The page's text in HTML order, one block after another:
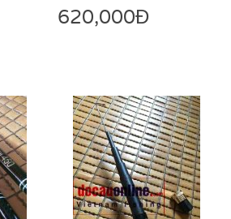
620,000Đ